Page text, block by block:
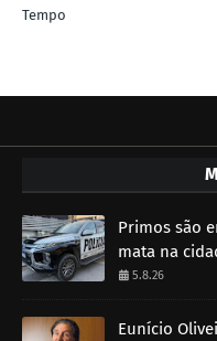
Tempo
Primos são
mata na
5.8.26
Eunício